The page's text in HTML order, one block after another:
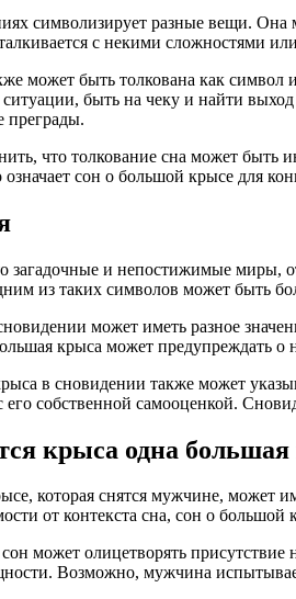
символизирует разные вещи.
с некими сложностями
может быть толкована как
ситуации, быть на чеку и найти
преграды.
что толкование сна может быть
означает сон о большой крысе для
и непостижимые миры,
из таких символов может быть
может иметь разное
крыса может предупреждать
в сновидении также может
его собственной самооценкой.
крыса одна
которая снятся мужчине, может
от контекста сна, сон о
может олицетворять
Возможно, мужчина